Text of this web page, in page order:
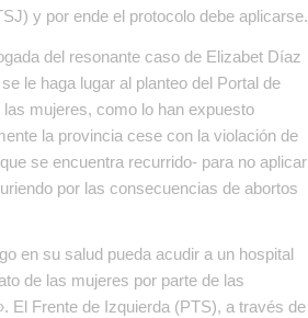
y por ende el protocolo debe aplicarse.
del resonante caso de Elizabet Díaz
le haga lugar al planteo del Portal de
mujeres, como lo han expuesto
la provincia cese con la violación de
se encuentra recurrido- para no aplicar
por las consecuencias de abortos
en su salud pueda acudir a un hospital
de las mujeres por parte de las
El Frente de Izquierda (PTS), a través de